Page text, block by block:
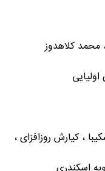
محمد کلاهدوز
، کیارش روزافزای ،